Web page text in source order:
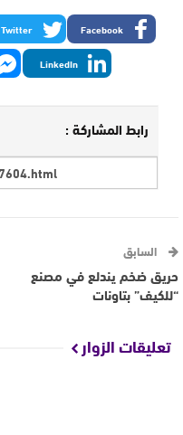
Facebook
Twitter
LinkedIn
رابط المشاركة :
السابق
حريق ضخم يندلع في مصنع
“للكيف” بتاونات
تعليقات الزوار